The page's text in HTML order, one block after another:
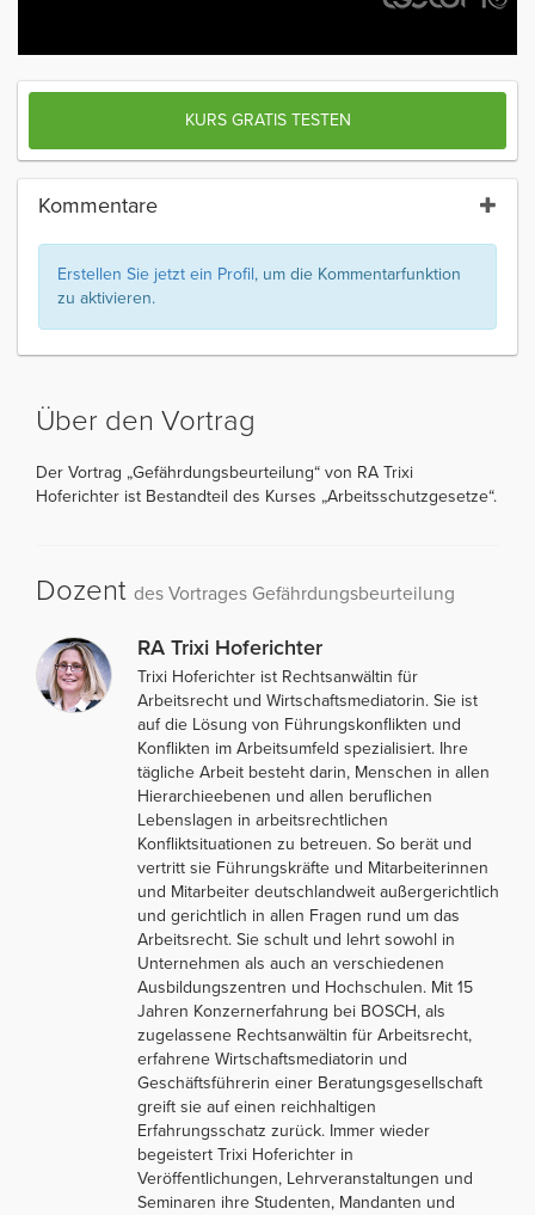
KURS GRATIS TESTEN
Kommentare
Erstellen Sie jetzt ein Profil, um die Kommentarfunktion
zu aktivieren.
Über den Vortrag
Der Vortrag „Gefährdungsbeurteilung“ von RA Trixi
Hoferichter ist Bestandteil des Kurses „Arbeitsschutzgesetze“.
Dozent des Vortrages Gefährdungsbeurteilung
RA Trixi Hoferichter
Trixi Hoferichter ist Rechtsanwältin für
Arbeitsrecht und Wirtschaftsmediatorin. Sie ist
auf die Lösung von Führungskonflikten und
Konflikten im Arbeitsumfeld spezialisiert. Ihre
tägliche Arbeit besteht darin, Menschen in allen
Hierarchieebenen und allen beruflichen
Lebenslagen in arbeitsrechtlichen
Konfliktsituationen zu betreuen. So berät und
vertritt sie Führungskräfte und Mitarbeiterinnen
und Mitarbeiter deutschlandweit außergerichtlich
und gerichtlich in allen Fragen rund um das
Arbeitsrecht. Sie schult und lehrt sowohl in
Unternehmen als auch an verschiedenen
Ausbildungszentren und Hochschulen. Mit 15
Jahren Konzernerfahrung bei BOSCH, als
zugelassene Rechtsanwältin für Arbeitsrecht,
erfahrene Wirtschaftsmediatorin und
Geschäftsführerin einer Beratungsgesellschaft
greift sie auf einen reichhaltigen
Erfahrungsschatz zurück. Immer wieder
begeistert Trixi Hoferichter in
Veröffentlichungen, Lehrveranstaltungen und
Seminaren ihre Studenten, Mandanten und